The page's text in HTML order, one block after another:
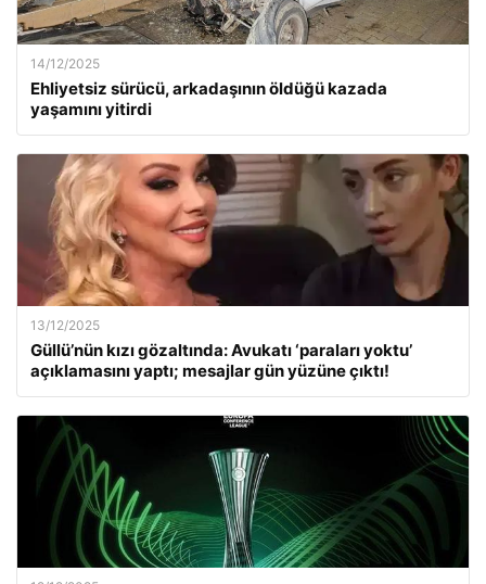
14/12/2025
Ehliyetsiz sürücü, arkadaşının öldüğü kazada
yaşamını yitirdi
13/12/2025
Güllü’nün kızı gözaltında: Avukatı ‘paraları yoktu’
açıklamasını yaptı; mesajlar gün yüzüne çıktı!